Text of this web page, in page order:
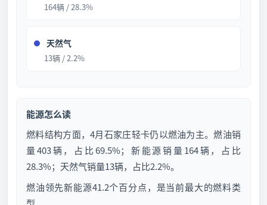
164辆 / 28.3%
天然气
13辆 / 2.2%
能源怎么读
燃料结构方面，4月石家庄轻卡仍以燃油为主。燃油销
量403辆，占比69.5%；新能源销量164辆，占比
28.3%；天然气销量13辆，占比2.2%。
燃油领先新能源41.2个百分点，是当前最大的燃料类